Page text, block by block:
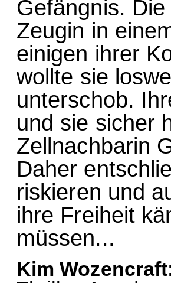
Gefängnis.
Zeugin in
einigen ihrer
wollte sie
unterschob.
und sie sicher
Zellnachbarin
Daher
riskieren und
ihre Freiheit
müssen...
Kim